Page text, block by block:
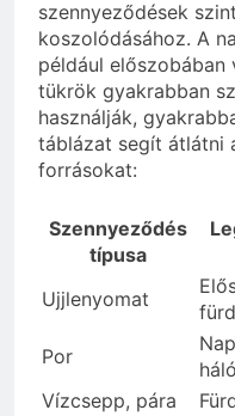
szennyeződések
koszolódásához. A
például előszobában
tükrök gyakrabban
használják,
táblázat segít átlátni
forrásokat:
Szennyeződés
típusa
Ujjlenyomat
Por
Vízcsepp, pára